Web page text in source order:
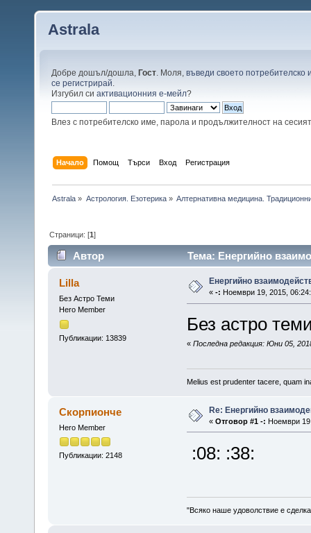
Astrala
Добре дошъл/дошла, Гост . Моля, въведи своето потребителско
се регистрирай
Изгубил си активационния е-мейл?
Влез с потребителско име, парола и продължителност на
Начало Помощ Търси Вход Регистрация
Astrala » Астрология. Езотерика» Алтернативна медицина.
Страници: [1]
Автор Тема: Енергийно
Lilla
Без Астро Теми
Hero Member
Публикации: 13839
Енергийно
« -: Ноември 19, 2015,
Без астро
« Последна редакция: Юни 05,
Melius est prudenter tacere, quam
Скорпионче
Hero Member
Публикации: 2148
Re: Енергийно
« Отговор #1 -: Ноември
:08: :38:
"Всяко наше удоволствие е